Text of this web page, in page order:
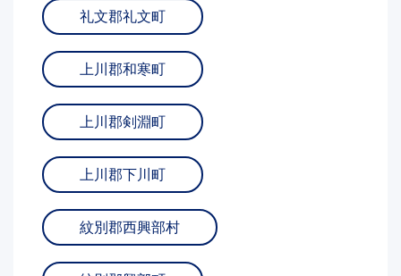
礼文郡礼文町
上川郡和寒町
上川郡剣淵町
上川郡下川町
紋別郡西興部村